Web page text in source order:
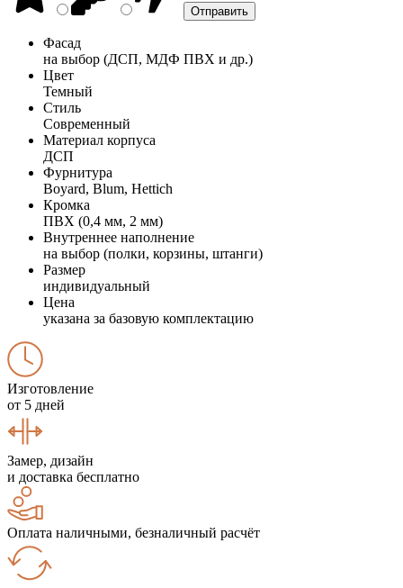
Фасад
на выбор (ДСП, МДФ ПВХ и др.)
Цвет
Темный
Стиль
Современный
Материал корпуса
ДСП
Фурнитура
Boyard, Blum, Hettich
Кромка
ПВХ (0,4 мм, 2 мм)
Внутреннее наполнение
на выбор (полки, корзины, штанги)
Размер
индивидуальный
Цена
указана за базовую комплектацию
Изготовление
от 5 дней
Замер, дизайн
и доставка бесплатно
Оплата наличными, безналичный расчёт